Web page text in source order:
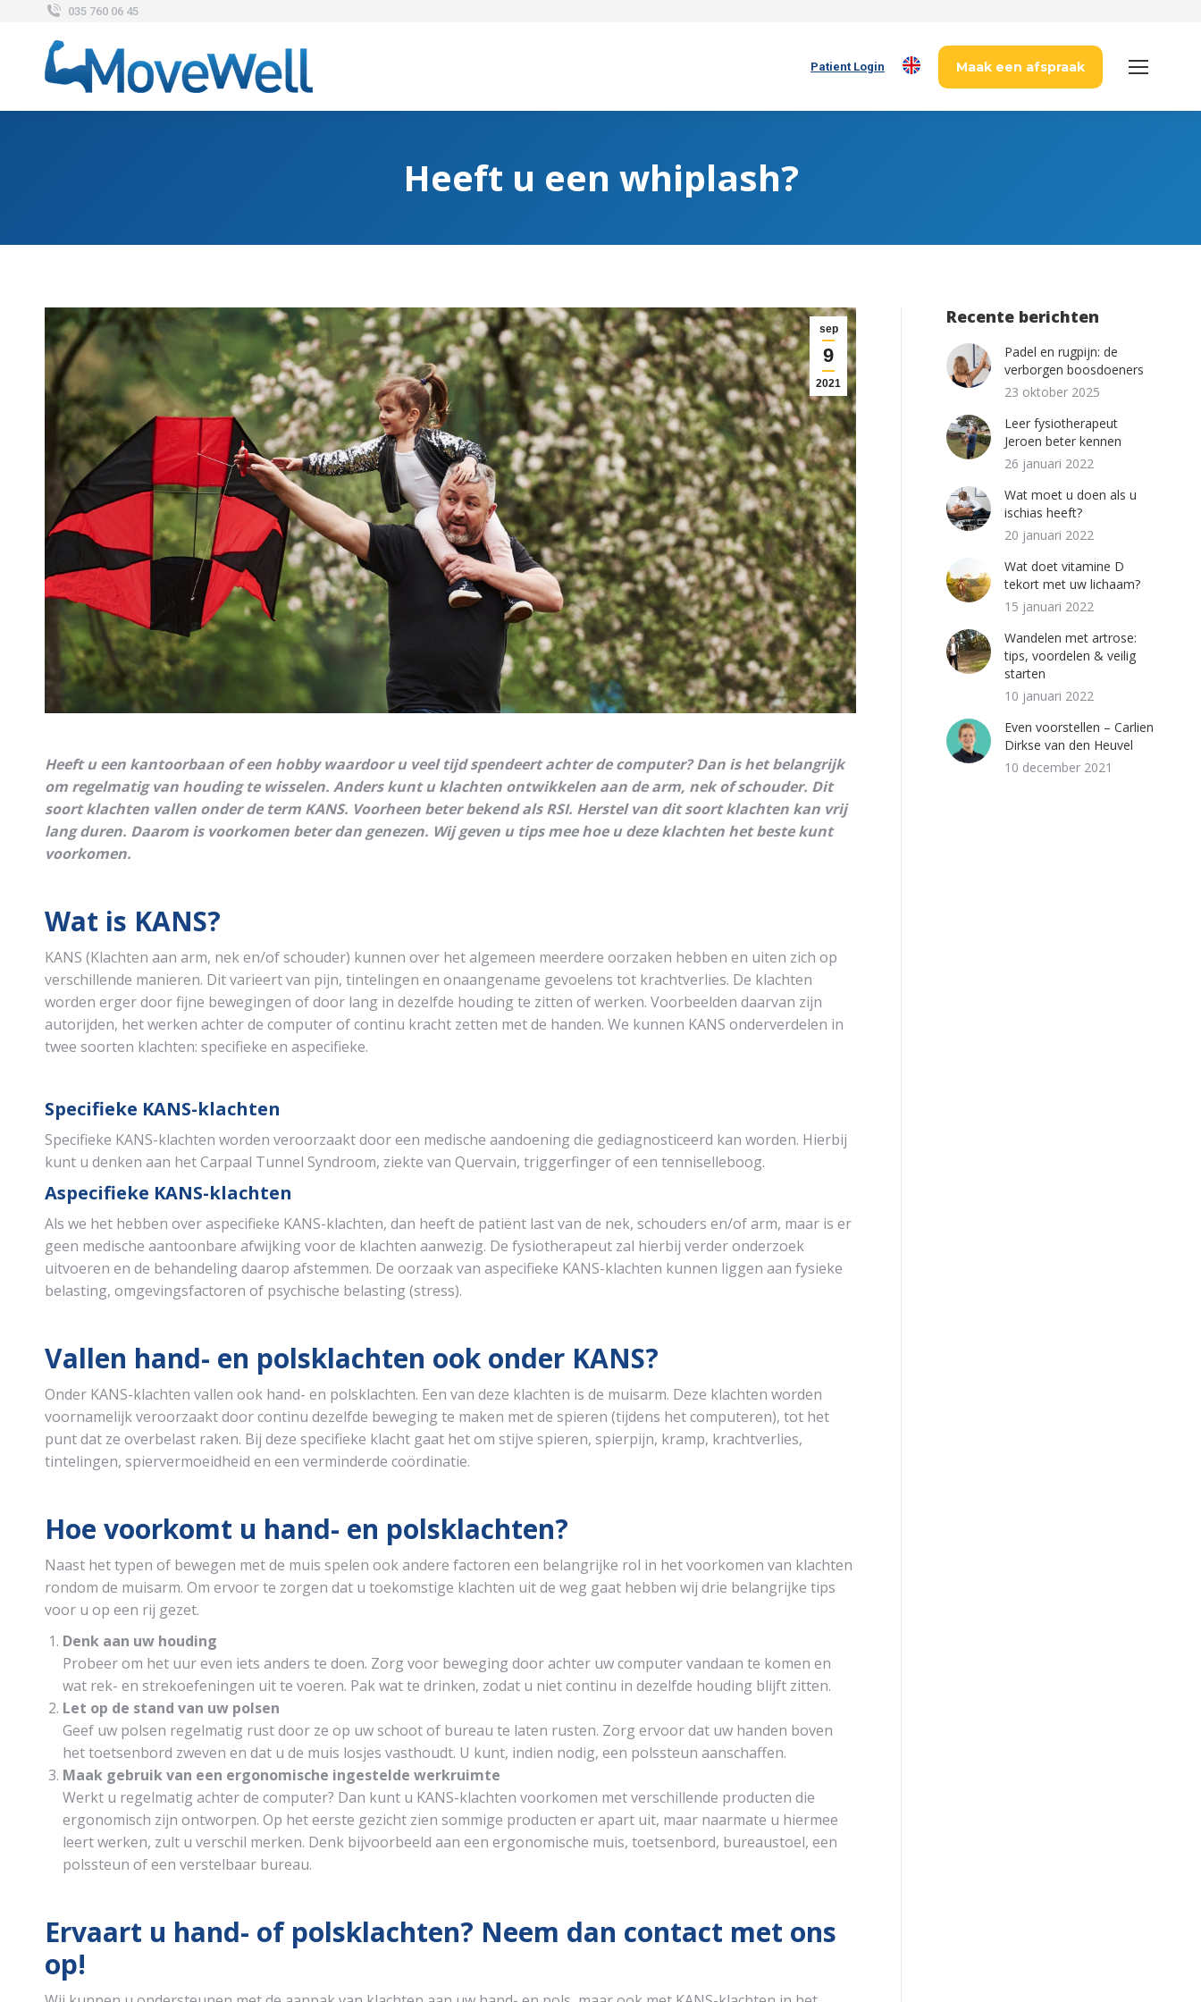
035 760 06 45
Patient Login Maak een afspraak
Heeft u een whiplash?
sep
9
2021
Heeft u een kantoorbaan of een hobby waardoor u veel tijd spendeert achter de computer? Dan is het belangrijk
om regelmatig van houding te wisselen. Anders kunt u klachten ontwikkelen aan de arm, nek of schouder. Dit
soort klachten vallen onder de term KANS. Voorheen beter bekend als RSI. Herstel van dit soort klachten kan vrij
lang duren. Daarom is voorkomen beter dan genezen. Wij geven u tips mee hoe u deze klachten het beste kunt
voorkomen.
Wat is KANS?
KANS (Klachten aan arm, nek en/of schouder) kunnen over het algemeen meerdere oorzaken hebben en uiten zich op
verschillende manieren. Dit varieert van pijn, tintelingen en onaangename gevoelens tot krachtverlies. De klachten
worden erger door fijne bewegingen of door lang in dezelfde houding te zitten of werken. Voorbeelden daarvan zijn
autorijden, het werken achter de computer of continu kracht zetten met de handen. We kunnen KANS onderverdelen in
twee soorten klachten: specifieke en aspecifieke.
Specifieke KANS-klachten
Specifieke KANS-klachten worden veroorzaakt door een medische aandoening die gediagnosticeerd kan worden. Hierbij
kunt u denken aan het Carpaal Tunnel Syndroom, ziekte van Quervain, triggerfinger of een tenniselleboog.
Aspecifieke KANS-klachten
Als we het hebben over aspecifieke KANS-klachten, dan heeft de patiënt last van de nek, schouders en/of arm, maar is er
geen medische aantoonbare afwijking voor de klachten aanwezig. De fysiotherapeut zal hierbij verder onderzoek
uitvoeren en de behandeling daarop afstemmen. De oorzaak van aspecifieke KANS-klachten kunnen liggen aan fysieke
belasting, omgevingsfactoren of psychische belasting (stress).
Vallen hand- en polsklachten ook onder KANS?
Onder KANS-klachten vallen ook hand- en polsklachten. Een van deze klachten is de muisarm. Deze klachten worden
voornamelijk veroorzaakt door continu dezelfde beweging te maken met de spieren (tijdens het computeren), tot het
punt dat ze overbelast raken. Bij deze specifieke klacht gaat het om stijve spieren, spierpijn, kramp, krachtverlies,
tintelingen, spiervermoeidheid en een verminderde coördinatie.
Hoe voorkomt u hand- en polsklachten?
Naast het typen of bewegen met de muis spelen ook andere factoren een belangrijke rol in het voorkomen van klachten
rondom de muisarm. Om ervoor te zorgen dat u toekomstige klachten uit de weg gaat hebben wij drie belangrijke tips
voor u op een rij gezet.
Denk aan uw houding
Probeer om het uur even iets anders te doen. Zorg voor beweging door achter uw computer vandaan te komen en
wat rek- en strekoefeningen uit te voeren. Pak wat te drinken, zodat u niet continu in dezelfde houding blijft zitten.
Let op de stand van uw polsen
Geef uw polsen regelmatig rust door ze op uw schoot of bureau te laten rusten. Zorg ervoor dat uw handen boven
het toetsenbord zweven en dat u de muis losjes vasthoudt. U kunt, indien nodig, een polssteun aanschaffen.
Maak gebruik van een ergonomische ingestelde werkruimte
Werkt u regelmatig achter de computer? Dan kunt u KANS-klachten voorkomen met verschillende producten die
ergonomisch zijn ontworpen. Op het eerste gezicht zien sommige producten er apart uit, maar naarmate u hiermee
leert werken, zult u verschil merken. Denk bijvoorbeeld aan een ergonomische muis, toetsenbord, bureaustoel, een
polssteun of een verstelbaar bureau.
Ervaart u hand- of polsklachten? Neem dan contact met ons
op!
Recente berichten
Padel en rugpijn: de
verborgen boosdoeners
23 oktober 2025
Leer fysiotherapeut
Jeroen beter kennen
26 januari 2022
Wat moet u doen als u
ischias heeft?
20 januari 2022
Wat doet vitamine D
tekort met uw lichaam?
15 januari 2022
Wandelen met artrose:
tips, voordelen & veilig
starten
10 januari 2022
Even voorstellen – Carlien
Dirkse van den Heuvel
10 december 2021